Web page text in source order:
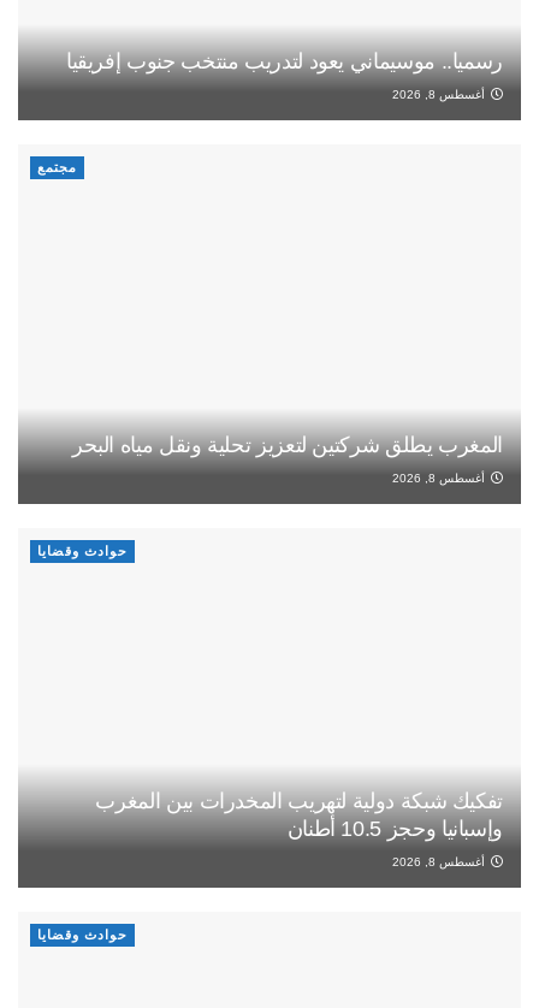
رسميا.. موسيماني يعود لتدريب منتخب جنوب إفريقيا
أغسطس 8, 2026
مجتمع
المغرب يطلق شركتين لتعزيز تحلية ونقل مياه البحر
أغسطس 8, 2026
حوادث وقضايا
تفكيك شبكة دولية لتهريب المخدرات بين المغرب
وإسبانيا وحجز 10.5 أطنان
أغسطس 8, 2026
حوادث وقضايا